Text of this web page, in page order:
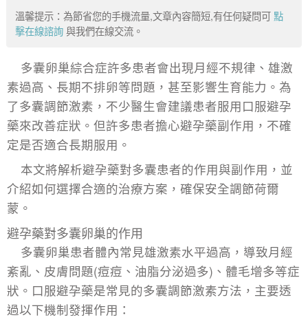
溫馨提示：為節省您的手機流量,文章內容簡短,有任何疑問可點
擊在線諮詢 與我們在線交流。
多囊卵巢綜合症許多患者會出現月經不規律、雄激
素過高、長期不排卵等問題，甚至影響生育能力。為
了多囊調節激素，不少醫生會建議患者服用口服避孕
藥來改善症狀。但許多患者擔心避孕藥副作用，不確
定是否適合長期服用。
本文將解析避孕藥對多囊患者的作用與副作用，並
介紹如何選擇合適的治療方案，確保安全調節荷爾
蒙。
避孕藥對多囊卵巢的作用
多囊卵巢患者體內常見雄激素水平過高，導致月經
紊亂 、皮膚問題(痘痘、油脂分泌過多)、體毛增多等症
狀。口服避孕藥是常見的多囊調節激素方法，主要透
過以下機制發揮作用：